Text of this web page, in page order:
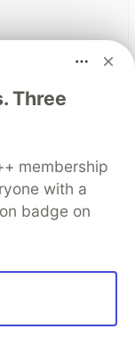
Subscribe
Three
membership
with a
badge on